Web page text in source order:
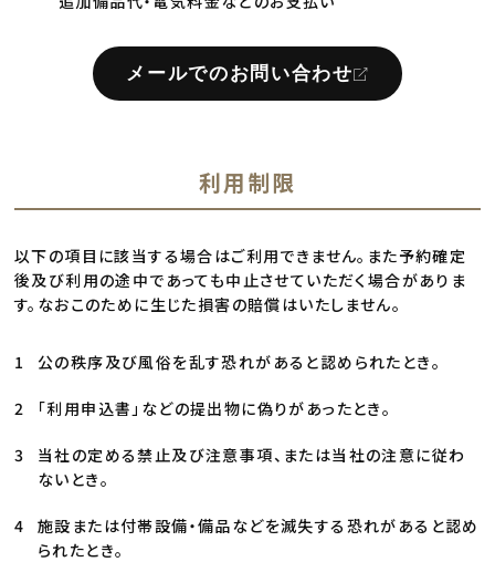
メールでのお問い合わせ
利用制限
以下の項目に該当する場合はご利用できません。また予約確定
後及び利用の途中であっても中止させていただく場合がありま
す。なおこのために生じた損害の賠償はいたしません。
公の秩序及び風俗を乱す恐れがあると認められたとき。
「利用申込書」などの提出物に偽りがあったとき。
当社の定める禁止及び注意事項、または当社の注意に従わ
ないとき。
施設または付帯設備・備品などを滅失する恐れがあると認め
られたとき。